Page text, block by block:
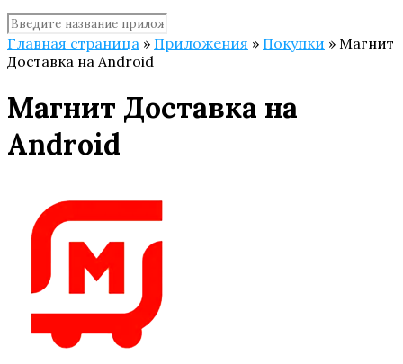
Главная страница » Приложения » Покупки » Магнит
Доставка на Android
Магнит Доставка на
Android